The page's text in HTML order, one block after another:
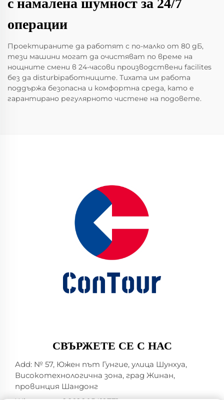
с намалена шумност за 24/7
операции
Проектираните да работят с по-малко от 80 дБ,
тези машини могат да очистяват по време на
нощните смени в 24-часови производствени facilites
без да disturbiработниците. Тихата им работа
поддържа безопасна и комфортна среда, като е
гарантирано регулярното чистене на подовете.
СВЪРЖЕТЕ СЕ С НАС
Add: № 57, Южен път Гунгие, улица Шунхуа,
Високотехнологична зона, град Жинан,
провинция Шандонг